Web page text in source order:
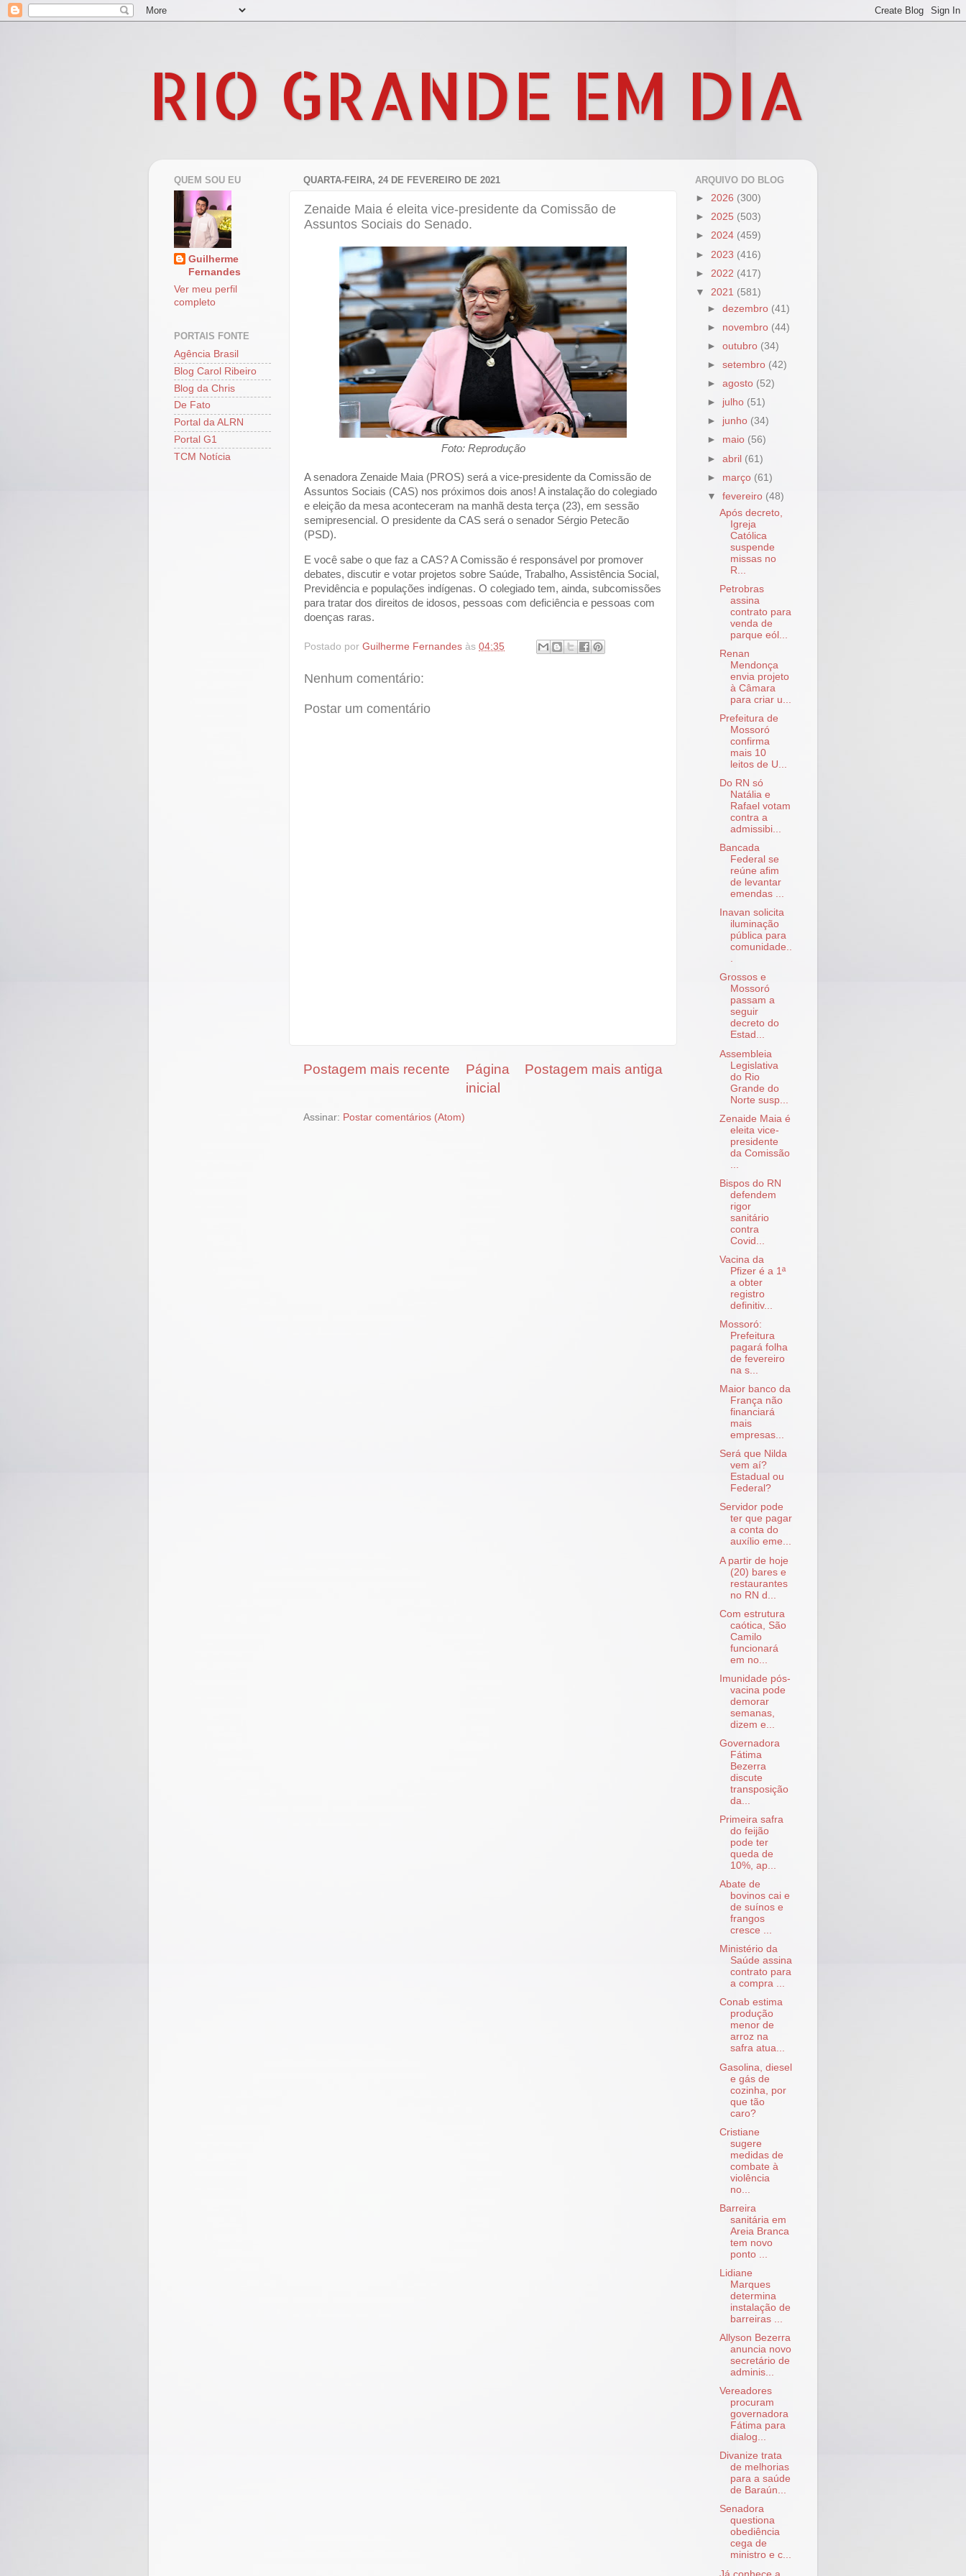
RIO GRANDE EM DIA
QUARTA-FEIRA, 24 DE FEVEREIRO DE 2021
Zenaide Maia é eleita vice-presidente da Comissão de
Assuntos Sociais do Senado.
Foto: Reprodução
A senadora Zenaide Maia (PROS) será a vice-presidente da Comissão de
Assuntos Sociais (CAS) nos próximos dois anos! A instalação do colegiado
e eleição da mesa aconteceram na manhã desta terça (23), em sessão
semipresencial. O presidente da CAS será o senador Sérgio Petecão
(PSD).
E você sabe o que faz a CAS? A Comissão é responsável por promover
debates, discutir e votar projetos sobre Saúde, Trabalho, Assistência Social,
Previdência e populações indígenas. O colegiado tem, ainda, subcomissões
para tratar dos direitos de idosos, pessoas com deficiência e pessoas com
doenças raras.
Postado por Guilherme Fernandes às 04:35
Nenhum comentário:
Postar um comentário
Postagem mais recente Postagem mais antiga
Página
inicial
Assinar: Postar comentários (Atom)
QUEM SOU EU
Guilherme
Fernandes
Ver meu perfil
completo
PORTAIS FONTE
Agência Brasil
Blog Carol Ribeiro
Blog da Chris
De Fato
Portal da ALRN
Portal G1
TCM Notícia
ARQUIVO DO BLOG
► 2026 (300)
► 2025 (503)
► 2024 (459)
► 2023 (416)
► 2022 (417)
▼ 2021 (581)
►dezembro (41)
► novembro (44)
►outubro (34)
►setembro (42)
►agosto (52)
► julho (51)
► junho (34)
► maio (56)
►abril (61)
► março (61)
▼fevereiro (48)
Após decreto,
Igreja
Católica
suspende
missas no
R...
Petrobras
assina
contrato para
venda de
parque eól...
Renan
Mendonça
envia projeto
à Câmara
para criar u...
Prefeitura de
Mossoró
confirma
mais 10
leitos de U...
Do RN só
Natália e
Rafael votam
contra a
admissibi...
Bancada
Federal se
reúne afim
de levantar
emendas ...
Inavan solicita
iluminação
pública para
comunidade..
.
Grossos e
Mossoró
passam a
seguir
decreto do
Estad...
Assembleia
Legislativa
do Rio
Grande do
Norte susp...
Zenaide Maia é
eleita vice-
presidente
da Comissão
Bispos do RN
defendem
rigor
sanitário
contra
Covid...
Vacina da
Pfizer é a 1ª
a obter
registro
definitiv...
Mossoró:
Prefeitura
pagará folha
de fevereiro
na s...
Maior banco da
França não
financiará
mais
empresas...
Será que Nilda
vem aí?
Estadual ou
Federal?
Servidor pode
ter que pagar
a conta do
auxílio eme...
A partir de hoje
(20) bares e
restaurantes
no RN d...
Com estrutura
caótica, São
Camilo
funcionará
em no...
Imunidade pós-
vacina pode
demorar
semanas,
dizem e...
Governadora
Fátima
Bezerra
discute
transposição
da...
Primeira safra
do feijão
pode ter
queda de
10%, ap...
Abate de
bovinos cai e
de suínos e
frangos
cresce ...
Ministério da
Saúde assina
contrato para
a compra ...
Conab estima
produção
menor de
arroz na
safra atua...
Gasolina, diesel
e gás de
cozinha, por
que tão
caro?
Cristiane
sugere
medidas de
combate à
violência
no...
Barreira
sanitária em
Areia Branca
tem novo
ponto ...
Lidiane
Marques
determina
instalação de
barreiras ...
Allyson Bezerra
anuncia novo
secretário de
adminis...
Vereadores
procuram
governadora
Fátima para
dialog...
Divanize trata
de melhorias
para a saúde
de Baraún...
Senadora
questiona
obediência
cega de
ministro e c...
Já conhece a